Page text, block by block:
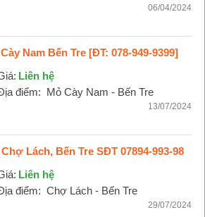
06/04/2024
Nam Bến Tre [ĐT: 078-949-9399]
Liên hệ
điểm: Mỏ Cày Nam - Bến Tre
13/07/2024
Lách, Bến Tre SĐT 07894-993-98
Liên hệ
điểm: Chợ Lách - Bến Tre
29/07/2024